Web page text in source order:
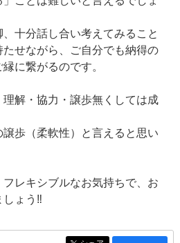
十分話し合い考えてみること
せながら、ご自分でも納得の
に繋がるのです。
解・協力・譲歩無くしては成
歩（柔軟性）と言えると思い
レキシブルなお気持ちで、お
しょう‼